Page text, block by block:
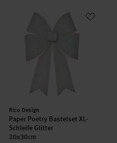
Rot
Paper Poetry Bastelset XL-
Hersteller:
Rico Design
Paper Poetry Bastelset XL-
Schleife Glitter
20x30cm